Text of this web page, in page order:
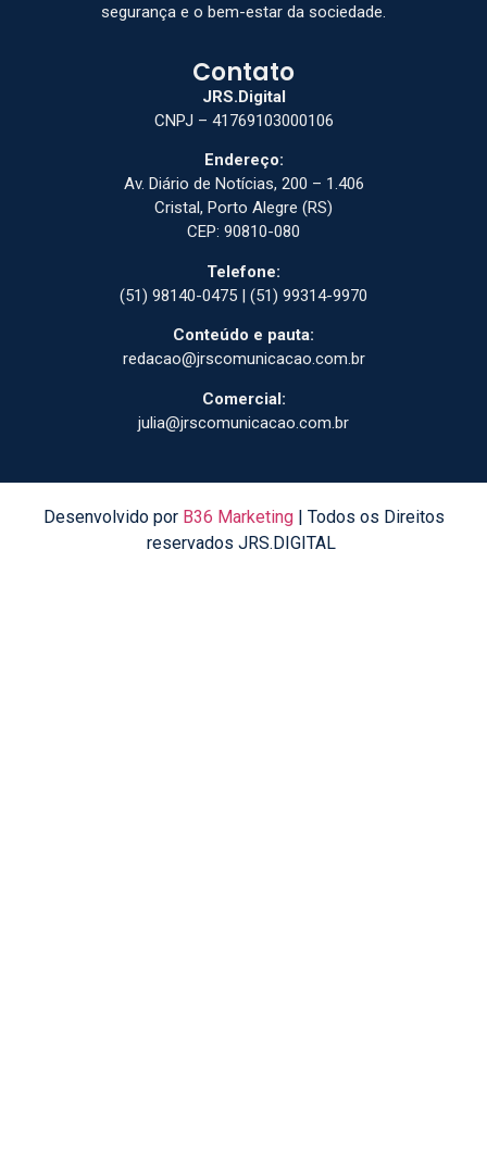
segurança e o bem-estar da sociedade.
Contato
JRS.Digital
CNPJ – 41769103000106
Endereço:
Av. Diário de Notícias, 200 – 1.406
Cristal, Porto Alegre (RS)
CEP: 90810-080
Telefone:
(51) 98140-0475 | (51) 99314-9970
Conteúdo e pauta:
redacao@jrscomunicacao.com.br
Comercial:
julia@jrscomunicacao.com.br
Desenvolvido por B36 Marketing| Todos os Direitos
reservados JRS.DIGITAL